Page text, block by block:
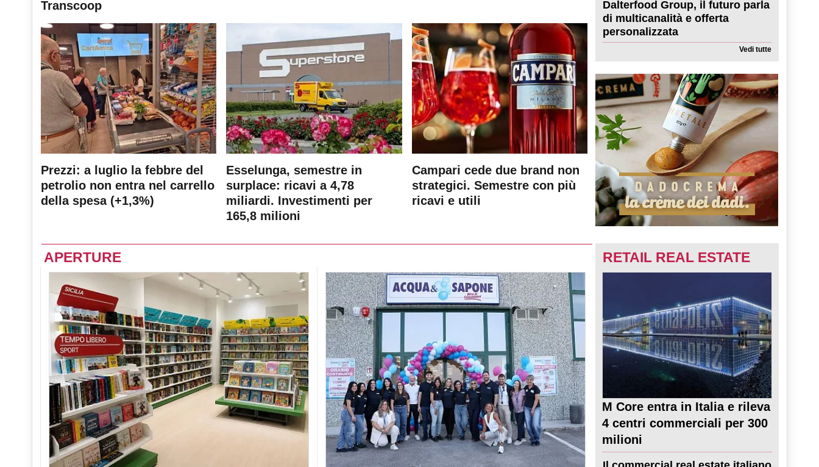
Transcoop
Prezzi: a luglio la febbre del
petrolio non entra nel carrello
della spesa (+1,3%)
Esselunga, semestre in
surplace: ricavi a 4,78
miliardi. Investimenti per
165,8 milioni
Campari cede due brand non
strategici. Semestre con più
ricavi e utili
Dalterfood Group, il futuro parla
di multicanalità e offerta
personalizzata
Vedi tutte
APERTURE RETAIL REAL ESTATE
M Core entra in Italia e rileva
4 centri commerciali per 300
milioni